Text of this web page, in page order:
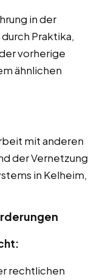
in der
Praktika,
vorherige
ähnlichen
mit anderen
der Vernetzung
in Kelheim,
rechtlichen